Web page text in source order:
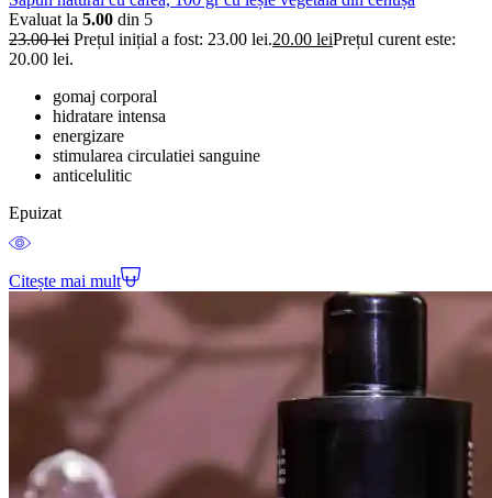
Evaluat la 5.00 din 5
23.00lei Prețul inițial a fost: 23.00 lei.20.00 leiPrețul curent este:
20.00 lei.
gomaj corporal
hidratare intensa
energizare
stimularea circulatiei sanguine
anticelulitic
Epuizat
Citește mai mult